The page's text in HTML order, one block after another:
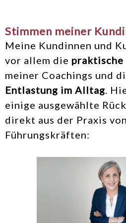
springen
Stimmen meiner
Meine Kundinnen und
vor allem die
meiner Coachings und
Entlastung im Alltag.
einige ausgewählte
direkt aus der Praxis
Führungskräften: